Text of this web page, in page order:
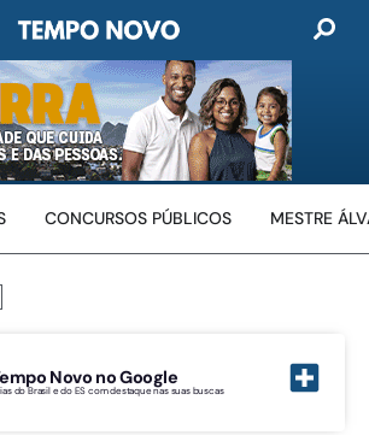
CONCURSOS PÚBLICOS MESTRE
Novo no Google
do Brasil e do ES com destaque nas suas buscas